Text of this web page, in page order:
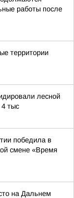
работы после
территории
лесной
тыс
победила в
смене «Время
на Дальнем